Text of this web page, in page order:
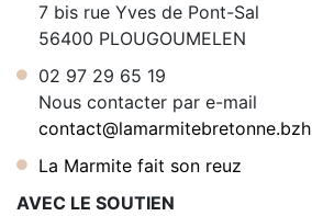
7 bis rue Yves de Pont-Sal
56400 PLOUGOUMELEN
02 97 29 65 19
Nous contacter par e-mail
contact@lamarmitebretonne.bzh
La Marmite fait son reuz
AVEC LE SOUTIEN